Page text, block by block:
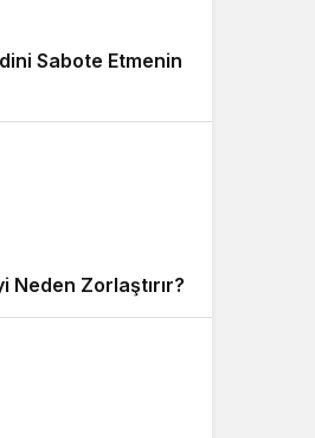
Sabote Etmenin
Neden Zorlaştırır?